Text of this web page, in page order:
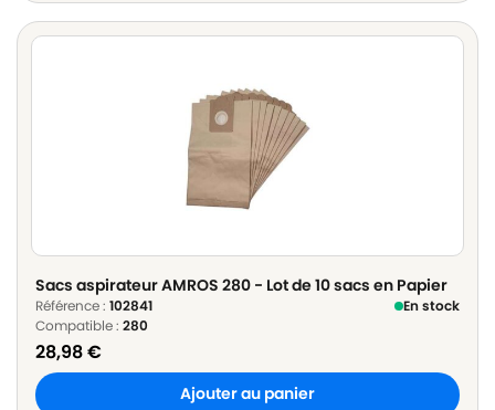
Sacs aspirateur AMROS 280 - Lot de 10 sacs en Papier
Référence : 102841
En stock
Compatible : 280
28,98€
Ajouter au panier